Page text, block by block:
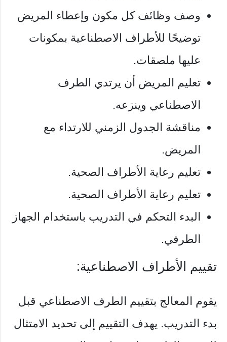
وصف وظائف كل مكون وإعطاء المريض
توضيحًا للأطراف الاصطناعية بمكونات
عليها ملصقات.
تعليم المريض أن يرتدي الطرف
الاصطناعي وينزعه.
مناقشة الجدول الزمني للارتداء مع
المريض.
تعليم رعاية الأطراف الصحية.
تعليم رعاية الأطراف الصحية.
البدء التحكم في التدريب باستخدام الجهاز
الطرفي.
تقييم الأطراف الاصطناعية:
يقوم المعالج بتقييم الطرف الاصطناعي قبل
بدء التدريب. يهدف التقييم إلى تحديد الامتثال